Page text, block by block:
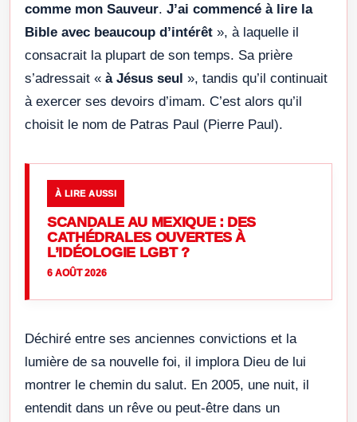
comme mon Sauveur. J’ai commencé à lire la
Bible avec beaucoup d’intérêt », à laquelle il
consacrait la plupart de son temps. Sa prière
s’adressait « à Jésus seul », tandis qu’il continuait
à exercer ses devoirs d’imam. C’est alors qu’il
choisit le nom de Patras Paul (Pierre Paul).
À LIRE AUSSI
SCANDALE AU MEXIQUE : DES
CATHÉDRALES OUVERTES À
L’IDÉOLOGIE LGBT ?
6 AOÛT 2026
Déchiré entre ses anciennes convictions et la
lumière de sa nouvelle foi, il implora Dieu de lui
montrer le chemin du salut. En 2005, une nuit, il
entendit dans un rêve ou peut-être dans un